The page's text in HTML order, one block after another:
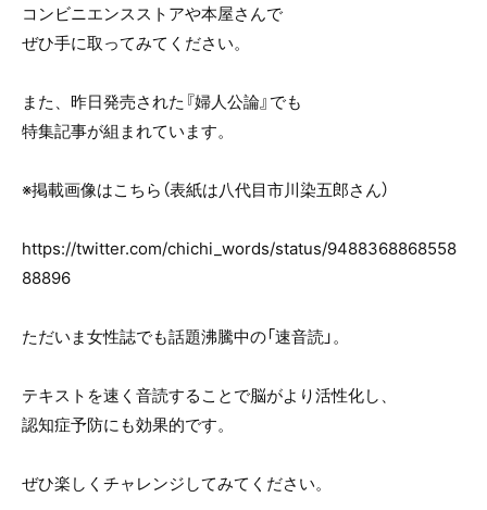
コンビニエンスストアや本屋さんで
ぜひ手に取ってみてください。
また、昨日発売された『婦人公論』でも
特集記事が組まれています。
※掲載画像はこちら（表紙は八代目市川染五郎さん）
https://twitter.com/chichi_words/status/9488368868558
88896
ただいま女性誌でも話題沸騰中の「速音読」。
テキストを速く音読することで脳がより活性化し、
認知症予防にも効果的です。
ぜひ楽しくチャレンジしてみてください。